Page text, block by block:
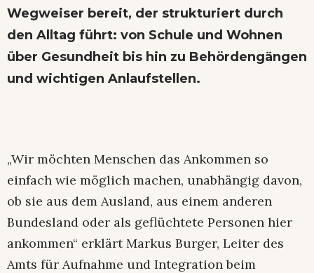
Wegweiser bereit, der strukturiert durch
den Alltag führt: von Schule und Wohnen
über Gesundheit bis hin zu Behördengängen
und wichtigen Anlaufstellen.
„Wir möchten Menschen das Ankommen so
einfach wie möglich machen, unabhängig davon,
ob sie aus dem Ausland, aus einem anderen
Bundesland oder als geflüchtete Personen hier
ankommen“ erklärt Markus Burger, Leiter des
Amts für Aufnahme und Integration beim